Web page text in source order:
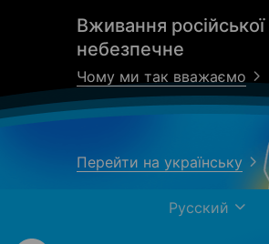
Вживання російської
небезпечне
Чому ми так вважаємо
Перейти на українську
Русский